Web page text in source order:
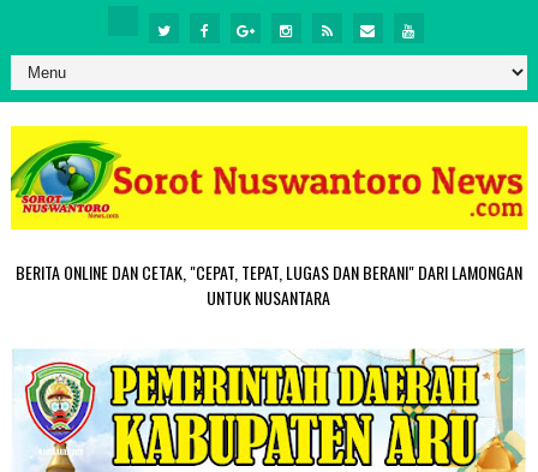
BERITA ONLINE DAN CETAK, "CEPAT, TEPAT, LUGAS DAN BERANI" DARI LAMONGAN
UNTUK NUSANTARA